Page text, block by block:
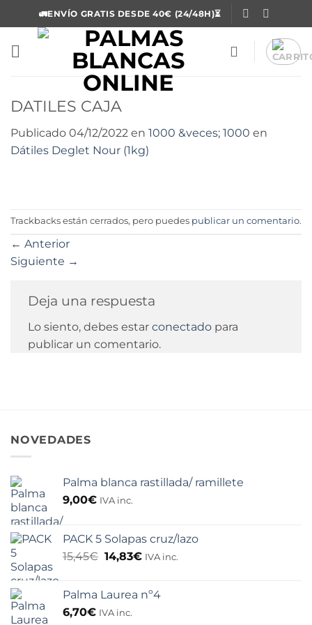
al
contenido
🚛ENVÍO GRATIS DESDE 40€ (24/48H)⏳
DATILES CAJA
Publicado 04/12/2022 en 1000 &veces; 1000 en
Dátiles Deglet Nour (1kg)
Trackbacks están cerrados, pero puedes publicar un comentario.
← Anterior
Siguiente →
Deja una respuesta
Lo siento, debes estar conectado para
publicar un comentario.
NOVEDADES
Palma blanca rastillada/ ramillete
9,00€ IVA inc.
PACK 5 Solapas cruz/lazo
15,45€ El
era:
15,45€.
14,83€El
es:
IVA inc.
Palma Laurea nº4
6,70€ IVA inc.